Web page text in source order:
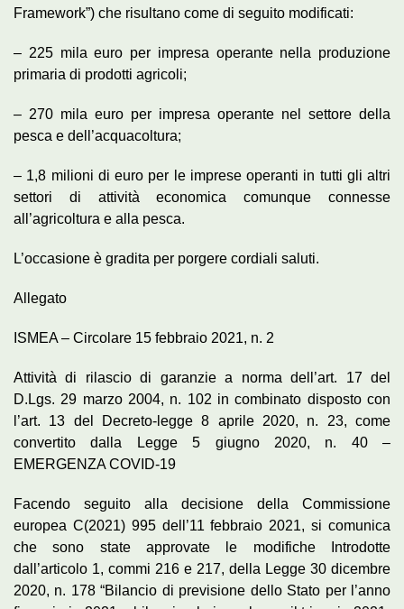
Framework”) che risultano come di seguito modificati:
– 225 mila euro per impresa operante nella produzione
primaria di prodotti agricoli;
– 270 mila euro per impresa operante nel settore della
pesca e dell’acquacoltura;
– 1,8 milioni di euro per le imprese operanti in tutti gli altri
settori di attività economica comunque connesse
all’agricoltura e alla pesca.
L’occasione è gradita per porgere cordiali saluti.
Allegato
ISMEA – Circolare 15 febbraio 2021, n. 2
Attività di rilascio di garanzie a norma dell’art. 17 del
D.Lgs. 29 marzo 2004, n. 102 in combinato disposto con
l’art. 13 del Decreto-legge 8 aprile 2020, n. 23, come
convertito dalla Legge 5 giugno 2020, n. 40 –
EMERGENZA COVID-19
Facendo seguito alla decisione della Commissione
europea C(2021) 995 dell’11 febbraio 2021, si comunica
che sono state approvate le modifiche Introdotte
dall’articolo 1, commi 216 e 217, della Legge 30 dicembre
2020, n. 178 “Bilancio di previsione dello Stato per l’anno